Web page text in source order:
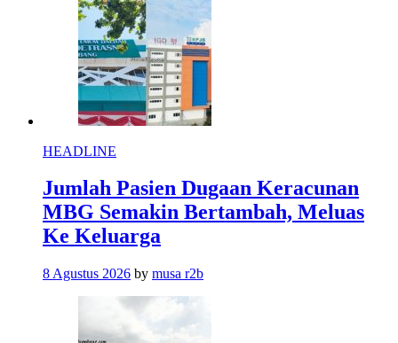
HEADLINE
Jumlah Pasien Dugaan Keracunan
MBG Semakin Bertambah, Meluas
Ke Keluarga
8 Agustus 2026 by musa r2b